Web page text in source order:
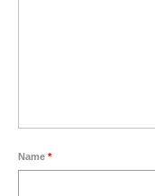
Vita
Name *